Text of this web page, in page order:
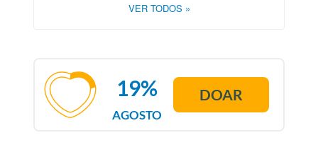
VER TODOS »
AGOSTO
19% DOAR